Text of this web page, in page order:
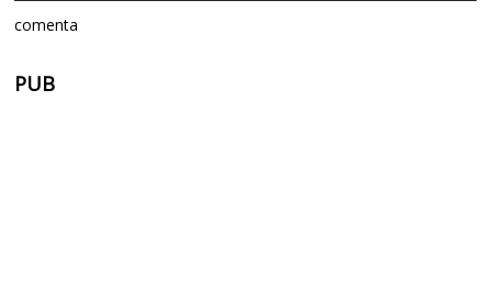
comenta
PUB